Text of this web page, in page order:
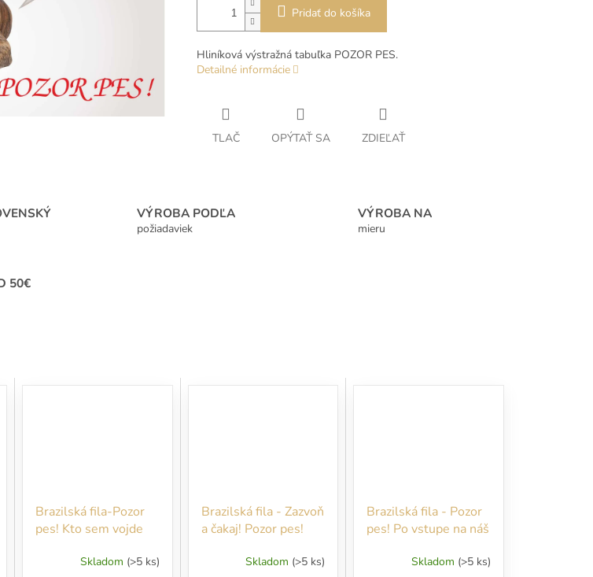
Pridať do košíka
Hliníková výstražná tabuľka POZOR PES.
Detailné informácie
TLAČ OPÝTAŤ SA ZDIEĽAŤ
VÝROBA PODĽA
požiadaviek
VÝROBA NA
mieru
50€
Brazilská fila-Pozor
pes! Kto sem vojde
rýchlo pohryzený!
Skladom (>5 ks)
Brazilská fila - Zazvoň
a čakaj! Pozor pes!
nemám tu svojho
Skladom (>5 ks)
Brazilská fila - Pozor
pes! Po vstupe na náš
budem okamžite
Skladom (>5 ks)